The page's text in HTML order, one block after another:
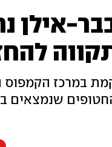
בבר-
במרכז הקמפוס
החטופים